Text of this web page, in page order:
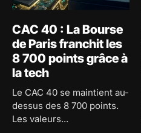
CAC 40 : La Bourse
de Paris franchit les
8 700 points grâce à
la tech
Le CAC 40 se maintient au-
dessus des 8 700 points.
Les valeurs...